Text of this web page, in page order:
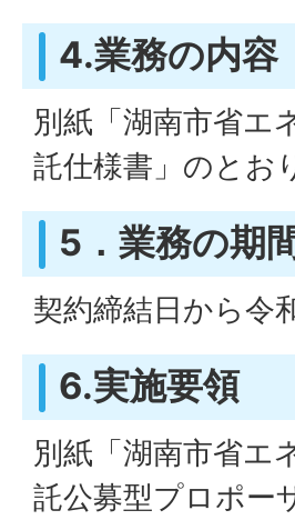
4.業務の内容
別紙「湖南市省エ
託仕様書」のとお
5．業務の期
契約締結日から令
6.実施要領
別紙「湖南市省エ
託公募型プロポー